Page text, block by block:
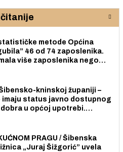
metode Općina
46 od 74 zaposlenika.
više zaposlenika nego
kninskoj županiji –
imaju status javno dostupnog
u općoj upotrebi.
PRAGU / Šibenska
„Juraj Šižgorić” uvela